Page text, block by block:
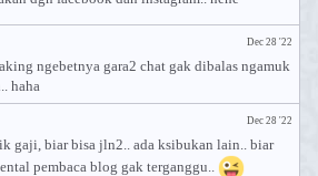
Dec 28 '22
ngebetnya gara2 chat gak dibalas ngamuk
haha
Dec 28 '22
gaji, biar bisa jln2.. ada ksibukan lain.. biar
pembaca blog gak terganggu..